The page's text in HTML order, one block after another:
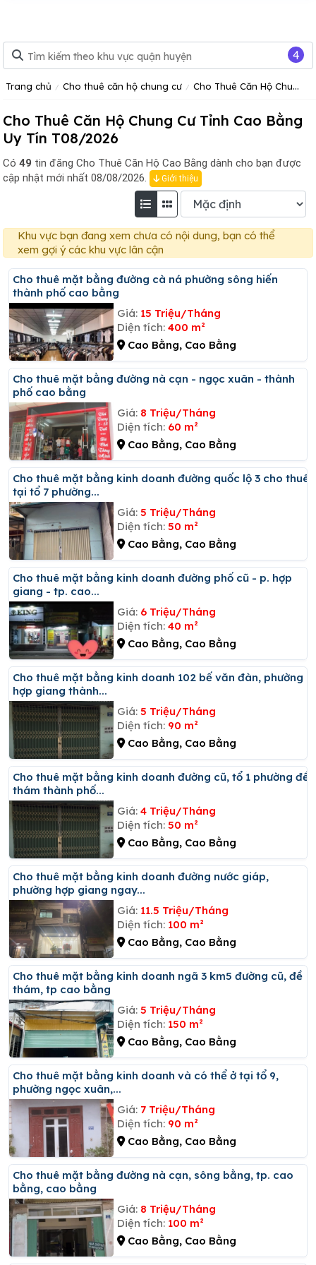
Trang chủ Cho thuê căn hộ chung cư Cho Thuê Căn Hộ Chung Cư Tỉnh Cao Bằng
Cho Thuê Căn Hộ Chung Cư Tỉnh Cao Bằng
Uy Tín T08/2026
Có 49 tin đăng Cho Thuê Căn Hộ Cao Bằng dành cho bạn được
cập nhật mới nhất 08/08/2026.
Giới thiệu
Khu vực bạn đang xem chưa có nội dung, bạn có thể
xem gợi ý các khu vực lân cận
Cho thuê mặt bằng đường cà ná phường sông hiến
thành phố cao bằng
Giá: 15 Triệu/Tháng
Diện tích: 400 m²
Cao Bằng, Cao Bằng
Cho thuê mặt bằng đường nà cạn - ngọc xuân - thành
phố cao bằng
Giá: 8 Triệu/Tháng
Diện tích: 60 m²
Cao Bằng, Cao Bằng
Cho thuê mặt bằng kinh doanh đường quốc lộ 3 cho thuê
tại tổ 7 phường...
Giá: 5 Triệu/Tháng
Diện tích: 50 m²
Cao Bằng, Cao Bằng
Cho thuê mặt bằng kinh doanh đường phố cũ - p. hợp
giang - tp. cao...
Giá: 6 Triệu/Tháng
Diện tích: 40 m²
Cao Bằng, Cao Bằng
Cho thuê mặt bằng kinh doanh 102 bế văn đàn, phường
hợp giang thành...
Giá: 5 Triệu/Tháng
Diện tích: 90 m²
Cao Bằng, Cao Bằng
Cho thuê mặt bằng kinh doanh đường cũ, tổ 1 phường đề
thám thành phố...
Giá: 4 Triệu/Tháng
Diện tích: 50 m²
Cao Bằng, Cao Bằng
Cho thuê mặt bằng kinh doanh đường nước giáp,
phường hợp giang ngay...
Giá: 11.5 Triệu/Tháng
Diện tích: 100 m²
Cao Bằng, Cao Bằng
Cho thuê mặt bằng kinh doanh ngã 3 km5 đường cũ, đề
thám, tp cao bằng
Giá: 5 Triệu/Tháng
Diện tích: 150 m²
Cao Bằng, Cao Bằng
Cho thuê mặt bằng kinh doanh và có thể ở tại tổ 9,
phường ngọc xuân,...
Giá: 7 Triệu/Tháng
Diện tích: 90 m²
Cao Bằng, Cao Bằng
Cho thuê mặt bằng đường nà cạn, sông bằng, tp. cao
bằng, cao bằng
Giá: 8 Triệu/Tháng
Diện tích: 100 m²
Cao Bằng, Cao Bằng
4